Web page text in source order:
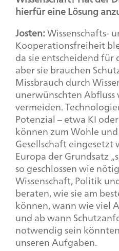
hierfür eine Lösung
Josten:Wissenschafts-
Kooperationsfreiheit
da sie entscheidend für
aber sie brauchen
Missbrauch durch
unerwünschten Abfluss
vermeiden.
Potenzial – etwa KI
können zum Wohle
Gesellschaft
Europa der Grundsatz
so geschlossen wie
Wissenschaft, Politik
beraten, wie sie am
können, wann wie viel
und ab wann
notwendig sein
unseren Aufgaben.